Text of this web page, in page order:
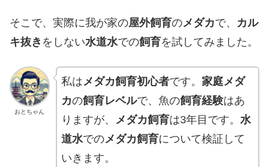
そこで、実際に我が家の屋外飼育のメダカで、 カル
キ抜き をしない水道水での飼育を試してみました。
おとちゃん
私はメダカ飼育初心者です。 家庭メダ
カの飼育レベルで、魚の飼育経験はあ
りますが、 メダカ飼育は3年目です。 水
道水でのメダカ飼育について検証して
いきます。